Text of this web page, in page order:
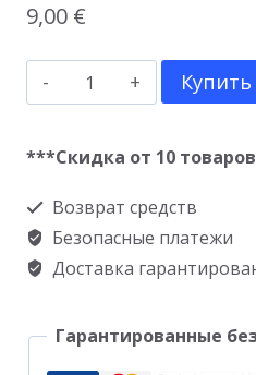
9,00 €
Количество
товара
автобуса
***Скидка от 10
Возврат средств
Безопасные платежи
Доставка
Гарантированные